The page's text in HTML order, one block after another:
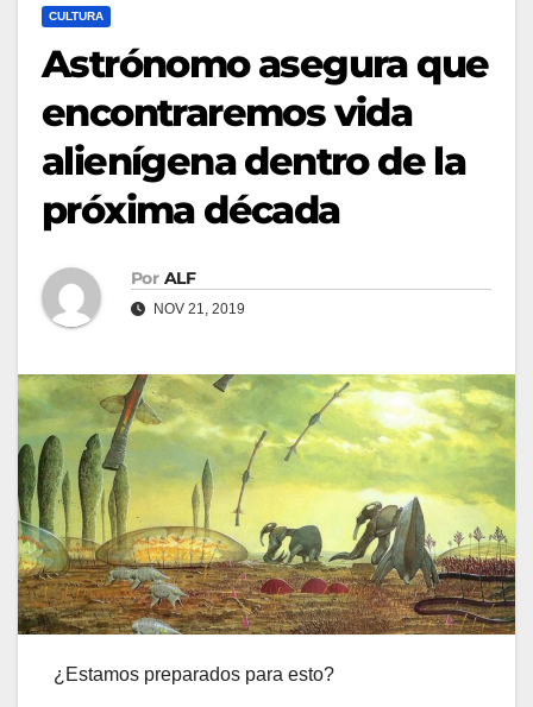
CULTURA
Astrónomo asegura que
encontraremos vida
alienígena dentro de la
próxima década
Por ALF
NOV 21, 2019
¿Estamos preparados para esto?